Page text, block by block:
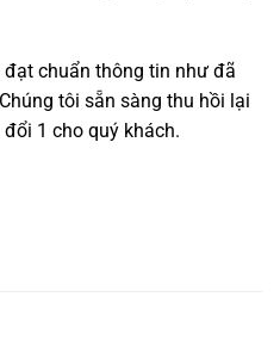
chuẩn thông tin như đã
tôi sẵn sàng thu hồi lại
1 cho quý khách.